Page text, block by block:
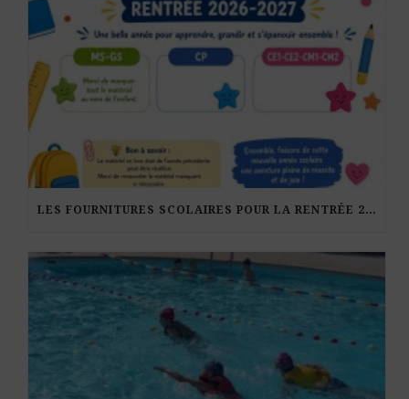
LES FOURNITURES SCOLAIRES POUR LA RENTRÉE 2026-27